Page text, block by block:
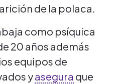
de la polaca.
como psíquica
20 años además
equipos de
yasegura que